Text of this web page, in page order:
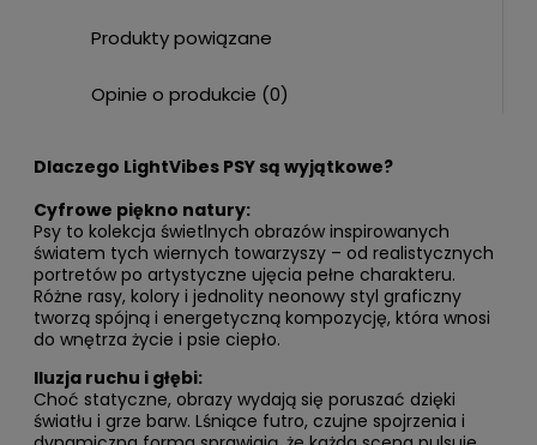
Produkty powiązane
Opinie o produkcie (0)
Dlaczego LightVibes PSY są wyjątkowe?
Cyfrowe piękno natury:
Psy to kolekcja świetlnych obrazów inspirowanych
światem tych wiernych towarzyszy – od realistycznych
portretów po artystyczne ujęcia pełne charakteru.
Różne rasy, kolory i jednolity neonowy styl graficzny
tworzą spójną i energetyczną kompozycję, która wnosi
do wnętrza życie i psie ciepło.
Iluzja ruchu i głębi:
Choć statyczne, obrazy wydają się poruszać dzięki
światłu i grze barw. Lśniące futro, czujne spojrzenia i